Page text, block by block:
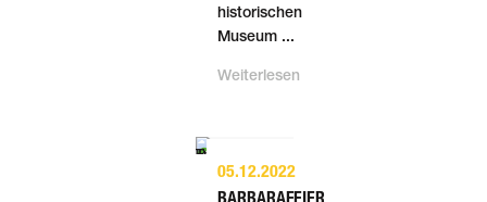
historischen
Museum ...
Weiterlesen
05.12.2022